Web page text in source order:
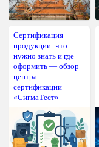
Сертификация
продукции: что
нужно знать и где
оформить — обзор
центра
сертификации
«СигмаТест»